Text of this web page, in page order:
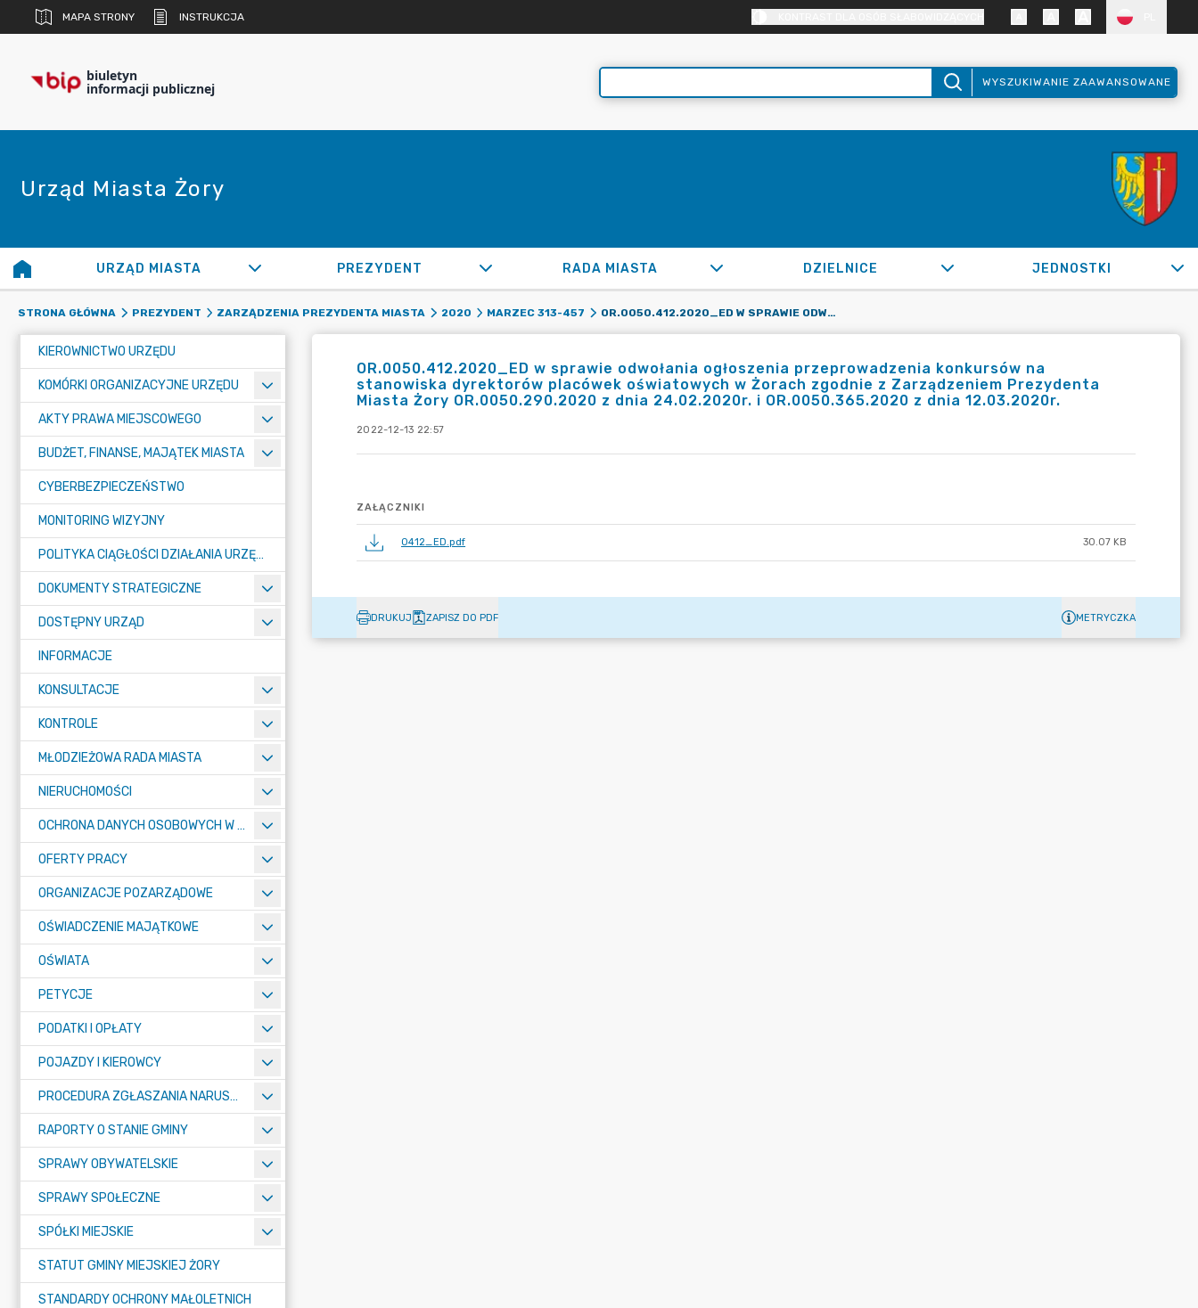
MAPA STRONY INSTRUKCJA
biuletyn
informacji publicznej WYSZUKIWANIE ZAAWANSOWANE
Urząd Miasta Żory
URZĄD MIASTA PREZYDENT RADA MIASTA DZIELNICE JEDNOSTKI
STRONA GŁÓWNA PREZYDENT ZARZĄDZENIA PREZYDENTA MIASTA 2020 MARZEC 313-457 OR.0050.412.2020_ED W SPRAWIE ODWOŁANIA OGŁOSZENIA PRZEPROWADZENIA KONKURSÓW NA STANOWISKA DYREKTORÓW PLACÓWEK OŚWIATOWYCH W ŻORACH ZGODNIE Z ZARZĄDZENIEM PREZYDENTA MIASTA ŻORY OR.0050.290.2020 Z DNIA 24.02.2020R. I OR.0050.365.2020 Z DNIA 12.03.2020R.
KIEROWNICTWO URZĘDU
KOMÓRKI ORGANIZACYJNE URZĘDU
AKTY PRAWA MIEJSCOWEGO
BUDŻET, FINANSE, MAJĄTEK MIASTA
CYBERBEZPIECZEŃSTWO
MONITORING WIZYJNY
POLITYKA CIĄGŁOŚCI DZIAŁANIA URZĘDU MIASTA ŻORY
DOKUMENTY STRATEGICZNE
DOSTĘPNY URZĄD
INFORMACJE
KONSULTACJE
KONTROLE
MŁODZIEŻOWA RADA MIASTA
NIERUCHOMOŚCI
OCHRONA DANYCH OSOBOWYCH W URZĘDZIE MIASTA ŻORY - RODO
OFERTY PRACY
ORGANIZACJE POZARZĄDOWE
OŚWIADCZENIE MAJĄTKOWE
OŚWIATA
PETYCJE
PODATKI I OPŁATY
POJAZDY I KIEROWCY
PROCEDURA ZGŁASZANIA NARUSZEŃ PRAWA
RAPORTY O STANIE GMINY
SPRAWY OBYWATELSKIE
SPRAWY SPOŁECZNE
SPÓŁKI MIEJSKIE
STATUT GMINY MIEJSKIEJ ŻORY
STANDARDY OCHRONY MAŁOLETNICH
OR.0050.412.2020_ED w sprawie odwołania ogłoszenia przeprowadzenia konkursów na
stanowiska dyrektorów placówek oświatowych w Żorach zgodnie z Zarządzeniem Prezydenta
Miasta Żory OR.0050.290.2020 z dnia 24.02.2020r. i OR.0050.365.2020 z dnia 12.03.2020r.
2022-12-13 22:57
ZAŁĄCZNIKI
0412_ED.pdf 30.07 KB
DRUKUJ ZAPISZ DO PDF METRYCZKA